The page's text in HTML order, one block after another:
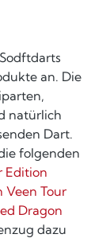
an. Die
natürlich
Dart.
folgenden
Edition
Veen Tour
Dragon
dazu